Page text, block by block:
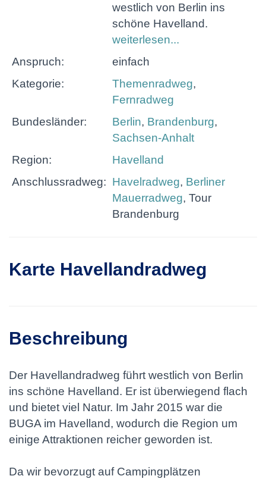
westlich von Berlin ins
schöne Havelland.
weiterlesen...
Anspruch:
einfach
Kategorie:
Themenradweg,
Fernradweg
Bundesländer:
Berlin, Brandenburg,
Sachsen-Anhalt
Region:
Havelland
Anschlussradweg: Havelradweg, Berliner
Mauerradweg, Tour
Brandenburg
Karte Havellandradweg
Beschreibung
Der Havellandradweg führt westlich von Berlin
ins schöne Havelland. Er ist überwiegend flach
und bietet viel Natur. Im Jahr 2015 war die
BUGA im Havelland, wodurch die Region um
einige Attraktionen reicher geworden ist.
Da wir bevorzugt auf Campingplätzen